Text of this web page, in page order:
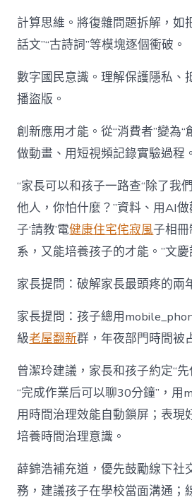
計算思維。將復雜問題拆解，如
話文”“古詩詞”等模塊逐個衝破。
數字國民意識。理解保護隱私、
播盜版。
創新應用才能。從“消費者”變為
做動畫、用短視頻記錄實驗過程。
“家長可以和孩子一路查“除了我
他人，你怕什麼？”資料、用AI
子‘請教’電健康住宅侘寂風子相
系，又能培養孩子的才能。”文慶
家長提問：破解家長最頭疼的兩
家長提問：孩子總用
級老屋翻新群，年夜部門時間被
曾潔玲建議，家長和孩子約定“
“完成作業后可以聊30分鐘”，用
用時間治理效能自動鎖屏；表現
培養時間治理意識。
薛錦浩補充道，優先鼓勵線下
務，建議孩子在學校當面溝通；